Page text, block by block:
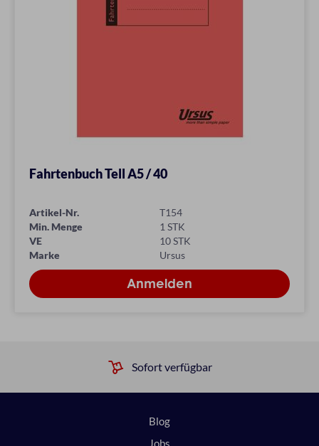
Fahrtenbuch Tell A5 / 40
Artikel-Nr.
T154
Min. Menge
1 STK
VE
10 STK
Marke
Ursus
Sofort verfügbar
Blog
Jobs